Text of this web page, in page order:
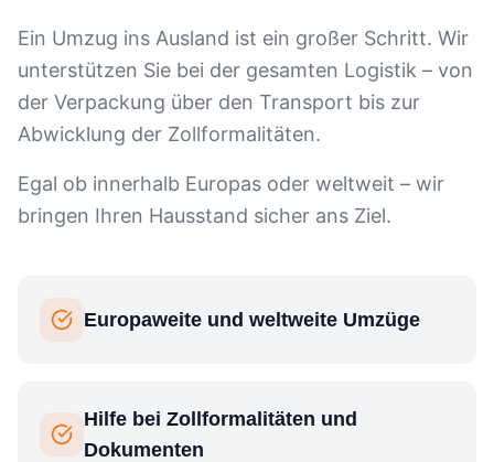
Ein Umzug ins Ausland ist ein großer Schritt. Wir
unterstützen Sie bei der gesamten Logistik – von
der Verpackung über den Transport bis zur
Abwicklung der Zollformalitäten.
Egal ob innerhalb Europas oder weltweit – wir
bringen Ihren Hausstand sicher ans Ziel.
Europaweite und weltweite Umzüge
Hilfe bei Zollformalitäten und
Dokumenten